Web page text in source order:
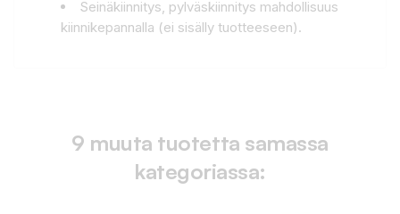
Seinäkiinnitys, pylväskiinnitys mahdollisuus
kiinnikepannalla (ei sisälly tuotteeseen).
9 muuta tuotetta samassa
kategoriassa: